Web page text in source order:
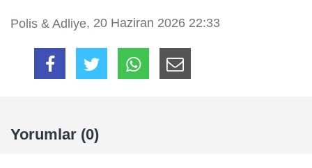
Polis & Adliye, 20 Haziran 2026 22:33
Yorumlar (0)